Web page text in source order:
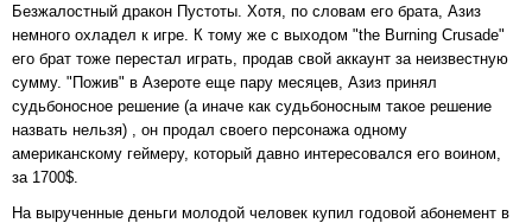
Безжалостный дракон Пустоты. Хотя, по словам его брата, Азиз
немного охладел к игре. К тому же с выходом "the Burning Crusade"
его брат тоже перестал играть, продав свой аккаунт за неизвестную
сумму. "Пожив" в Азероте еще пару месяцев, Азиз принял
судьбоносное решение (а иначе как судьбоносным такое решение
назвать нельзя) , он продал своего персонажа одному
американскому геймеру, который давно интересовался его воином,
за 1700$.
На вырученные деньги молодой человек купил годовой абонемент в